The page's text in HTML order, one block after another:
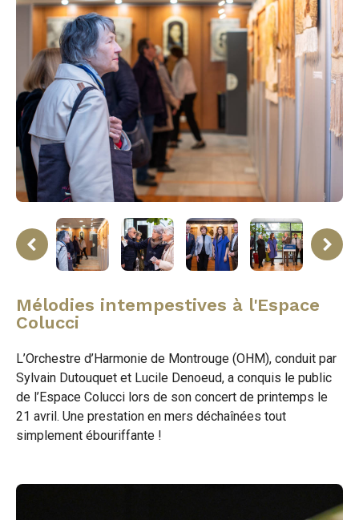
Mélodies intempestives à l'Espace
Colucci
L’Orchestre d’Harmonie de Montrouge (OHM), conduit par
Sylvain Dutouquet et Lucile Denoeud, a conquis le public
de l’Espace Colucci lors de son concert de printemps le
21 avril. Une prestation en mers déchaînées tout
simplement ébouriffante !